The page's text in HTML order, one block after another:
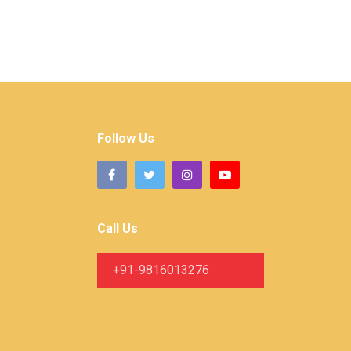
Follow Us
Call Us
+91-9816013276